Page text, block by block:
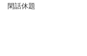
閑話休題